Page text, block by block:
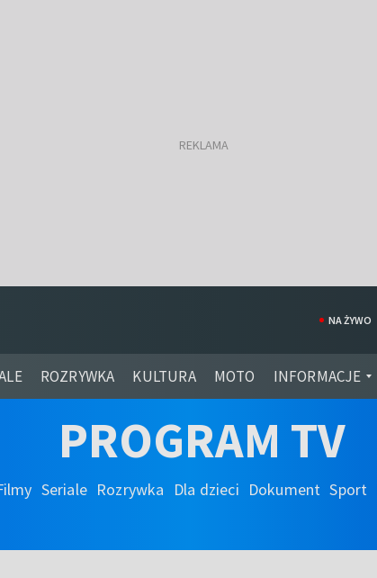
ROZRYWKA KULTURA MOTO INFORMACJE
NA ŻYWO
PROGRAM TV
Seriale Rozrywka Dla dzieci Dokument Sport